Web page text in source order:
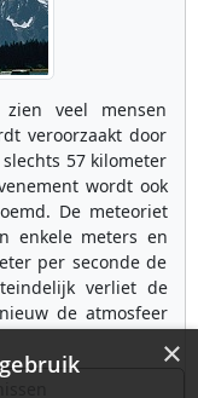
veel mensen
veroorzaakt door
57 kilometer
wordt ook
De meteoriet
enkele meters en
per seconde de
verliet de
de atmosfeer
×